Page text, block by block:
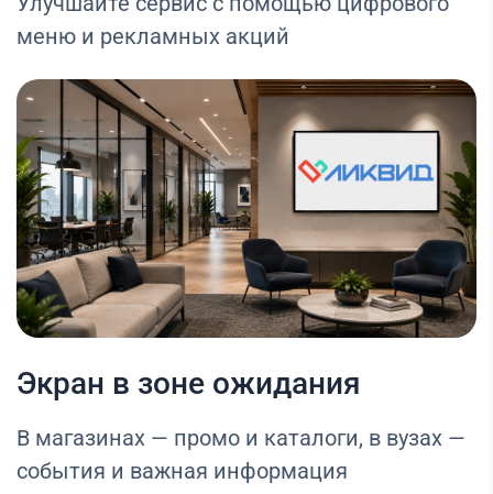
меню и рекламных акций
Экран в зоне ожидания
В магазинах — промо и каталоги, в вузах —
события и важная информация